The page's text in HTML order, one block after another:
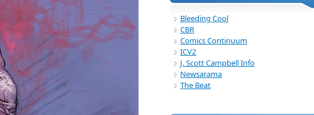
Bleeding Cool
CBR
Comics Continuum
ICV2
J. Scott Campbell Info
Newsarama
The Beat